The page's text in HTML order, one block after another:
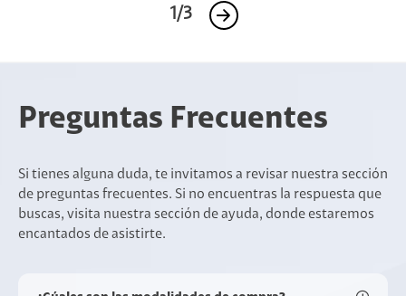
1/3
Preguntas Frecuentes
Si tienes alguna duda, te invitamos a revisar nuestra sección
de preguntas frecuentes. Si no encuentras la respuesta que
buscas, visita nuestra sección de ayuda, donde estaremos
encantados de asistirte.